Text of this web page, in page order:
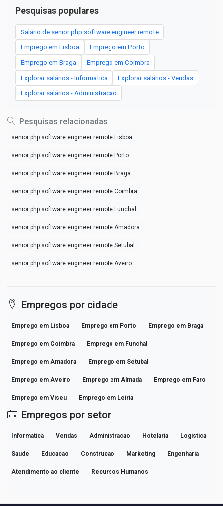
Pesquisas populares
Salário de senior php software engineer remote
Emprego em Lisboa Emprego em Porto
Emprego em Braga Emprego em Coimbra
Explorar salários - Informatica Explorar salários - Vendas
Explorar salários - Administracao
Pesquisas relacionadas
senior php software engineer remote Lisboa
senior php software engineer remote Porto
senior php software engineer remote Braga
senior php software engineer remote Coimbra
senior php software engineer remote Funchal
senior php software engineer remote Amadora
senior php software engineer remote Setubal
senior php software engineer remote Aveiro
Empregos por cidade
Emprego em Lisboa Emprego em Porto Emprego em Braga
Emprego em Coimbra Emprego em Funchal
Emprego em Amadora Emprego em Setubal
Emprego em Aveiro Emprego em Almada Emprego em Faro
Emprego em Viseu Emprego em Leiria
Empregos por setor
Informatica Vendas Administracao Hotelaria Logistica
Saude Educacao Construcao Marketing Engenharia
Atendimento ao cliente Recursos Humanos